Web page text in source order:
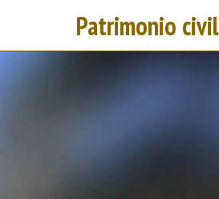
Patrimonio civil